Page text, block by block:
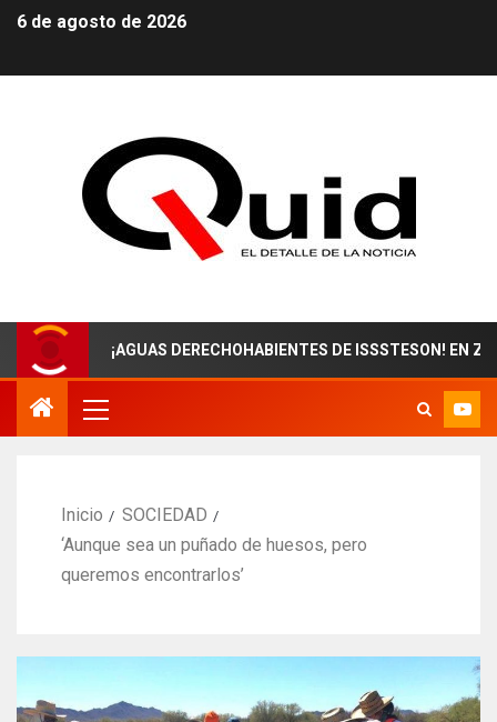
6 de agosto de 2026
¡AGUAS DERECHOHABIENTES DE ISSSTESON! EN ZACATECAS
Inicio
SOCIEDAD
‘Aunque sea un puñado de huesos, pero
queremos encontrarlos’